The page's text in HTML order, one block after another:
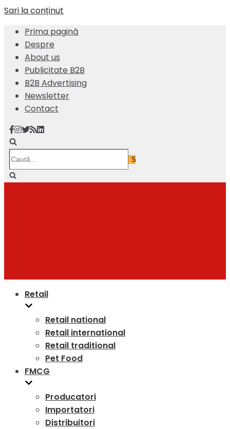
Sari la conținut
Prima pagină
Despre
About us
Publicitate B2B
B2B Advertising
Newsletter
Contact
Caută...
Retail
Retail national
Retail international
Retail traditional
Pet Food
FMCG
Producatori
Importatori
Distribuitori